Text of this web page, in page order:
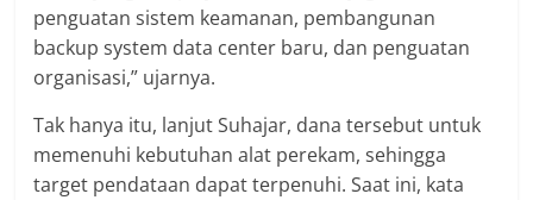
penguatan sistem keamanan, pembangunan
backup system data center baru, dan penguatan
organisasi,” ujarnya.
Tak hanya itu, lanjut Suhajar, dana tersebut untuk
memenuhi kebutuhan alat perekam, sehingga
target pendataan dapat terpenuhi. Saat ini, kata